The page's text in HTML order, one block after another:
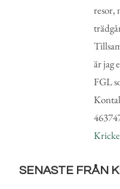
resor,
är jag
FGL
SENASTE FRÅN